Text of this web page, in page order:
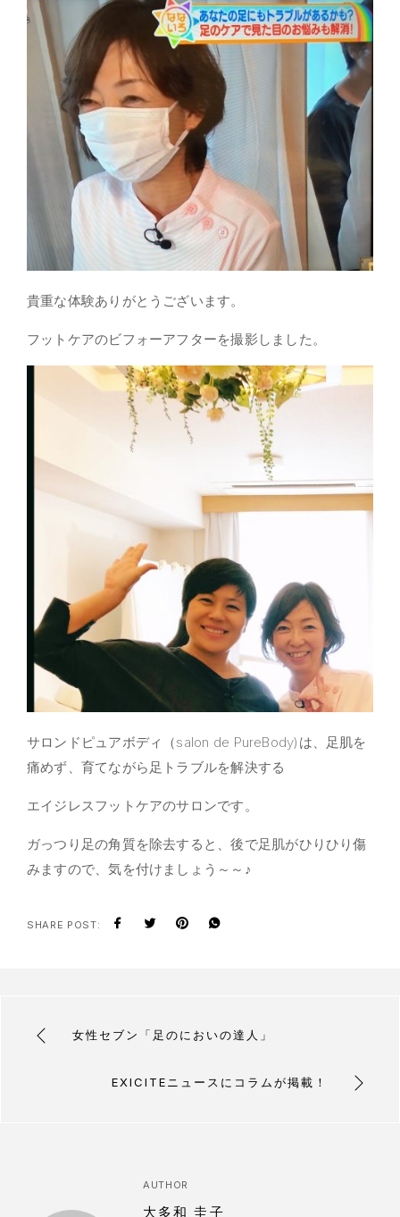
貴重な体験ありがとうございます。
フットケアのビフォーアフターを撮影しました。
サロンドピュアボディ（salon de PureBody)は、足肌を
痛めず、育てながら足トラブルを解決する
エイジレスフットケアのサロンです。
ガっつり足の角質を除去すると、後で足肌がひりひり傷
みますので、気を付けましょう～～♪
SHARE POST:
女性セブン「足のにおいの達人」
EXICITEニュースにコラムが掲載！
AUTHOR
大多和 圭子